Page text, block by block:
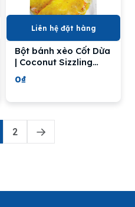
Liên hệ đặt hàng
Bột bánh xèo Cốt Dừa
| Coconut Sizzling
Cake Mix - TAKY
FOOD - 500g
0₫
2